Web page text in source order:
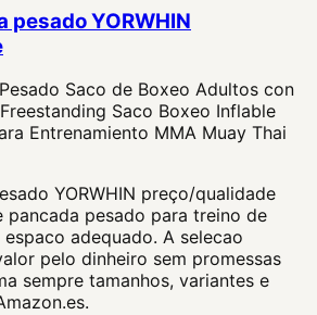
pesado YORWHIN
Saco de Boxeo Adultos con
Saco Boxeo Inflable
Entrenamiento MMA Muay Thai
YORWHIN preço/qualidade
pancada pesado para treino de
adequado. A selecao
pelo dinheiro sem promessas
sempre tamanhos, variantes e